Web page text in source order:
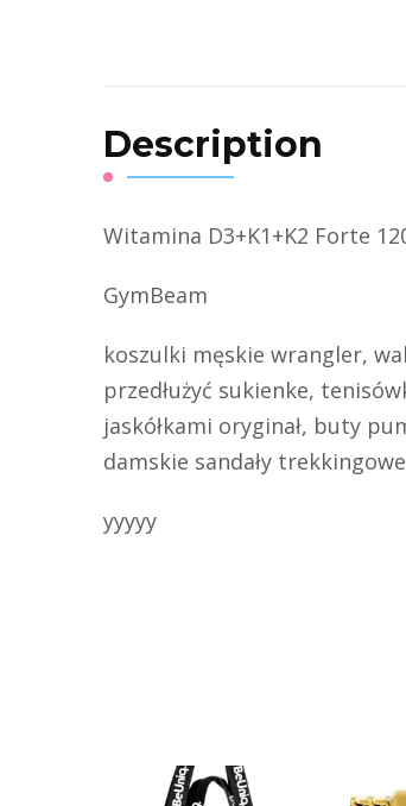
Description
Witamina D3+K1+K2 Forte
GymBeam
koszulki męskie wrangler,
przedłużyć sukienke,
jaskółkami oryginał, buty
damskie sandały trekkingowe
yyyyy